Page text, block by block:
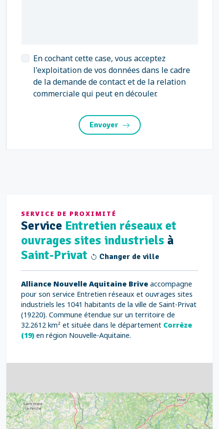
En cochant cette case, vous acceptez
l'exploitation de vos données dans le cadre
de la demande de contact et de la relation
commerciale qui peut en découler.
Envoyer
SERVICE DE PROXIMITÉ
Service Entretien réseaux et
ouvrages sites industriels à
Saint-Privat
Changer de ville
Alliance Nouvelle Aquitaine Brive accompagne
pour son service Entretien réseaux et ouvrages sites
industriels les 1041 habitants de la ville de Saint-Privat
(19220). Commune étendue sur un territoire de
32.2612 km² et située dans le département Corrèze
(19) en région Nouvelle-Aquitaine.
4